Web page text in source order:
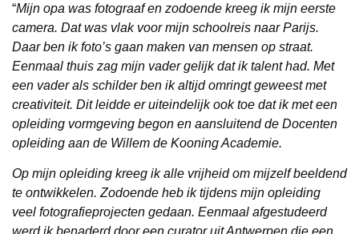
“Mijn opa was fotograaf en zodoende kreeg ik mijn eerste
camera. Dat was vlak voor mijn schoolreis naar Parijs.
Daar ben ik foto’s gaan maken van mensen op straat.
Eenmaal thuis zag mijn vader gelijk dat ik talent had. Met
een vader als schilder ben ik altijd omringt geweest met
creativiteit. Dit leidde er uiteindelijk ook toe dat ik met een
opleiding vormgeving begon en aansluitend de Docenten
opleiding aan de Willem de Kooning Academie.
Op mijn opleiding kreeg ik alle vrijheid om mijzelf beeldend
te ontwikkelen. Zodoende heb ik tijdens mijn opleiding
veel fotografieprojecten gedaan. Eenmaal afgestudeerd